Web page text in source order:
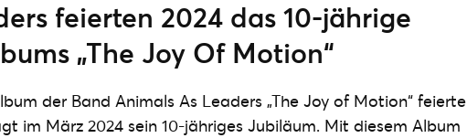
feierten 2024 das 10-jährige
„The Joy Of Motion“
der Band Animals As Leaders „The Joy of Motion“ feierte
im März 2024 sein 10-jähriges Jubiläum. Mit diesem Album